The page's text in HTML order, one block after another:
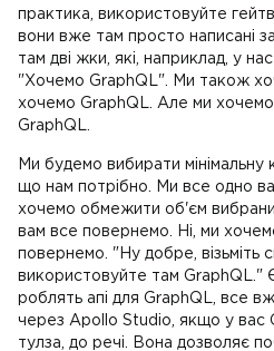
практика, використовуйте
вони вже там просто написані
там дві жки, які, наприклад, у
"Хочемо GraphQL". Ми також
хочемо GraphQL. Але ми
GraphQL.
Ми будемо вибирати мінімальну
що нам потрібно. Ми все одно
хочемо обмежити об'єм
вам все повернемо. Ні, ми
повернемо. "Ну добре, візьміть
використовуйте там GraphQL." Є
роблять апі для GraphQL, все
через Apollo Studio, якщо у вас
тулза, до речі. Вона дозволяє